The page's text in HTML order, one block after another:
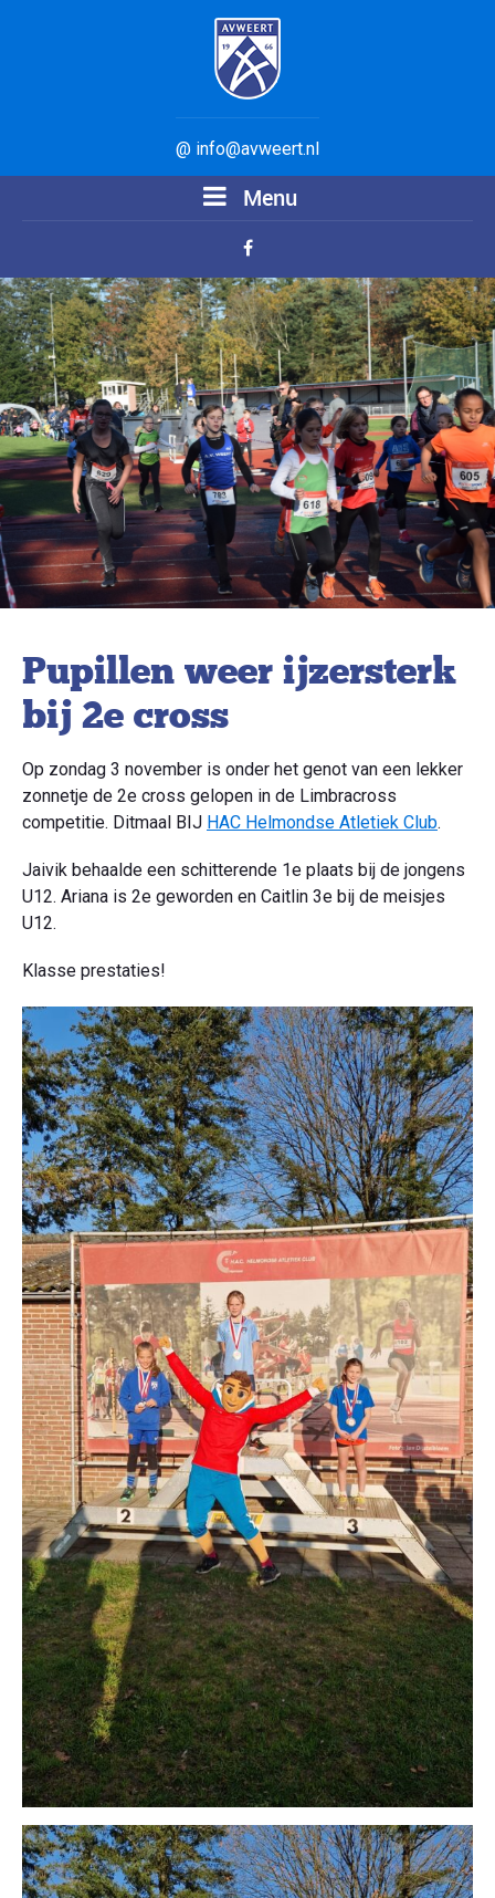
@ info@avweert.nl
Menu
Pupillen weer ijzersterk
bij 2e cross
Op zondag 3 november is onder het genot van een lekker
zonnetje de 2e cross gelopen in de Limbracross
competitie. Ditmaal BIJ HAC Helmondse Atletiek Club.
Jaivik behaalde een schitterende 1e plaats bij de jongens
U12. Ariana is 2e geworden en Caitlin 3e bij de meisjes
U12.
Klasse prestaties!